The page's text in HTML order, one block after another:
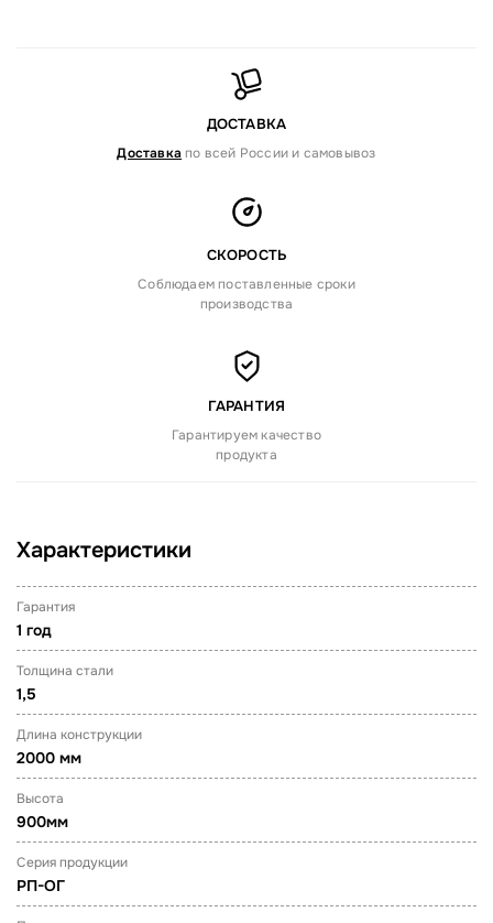
ДОСТАВКА
Доставка по всей России и самовывоз
СКОРОСТЬ
Соблюдаем поставленные сроки
производства
ГАРАНТИЯ
Гарантируем качество
продукта
Характеристики
Гарантия
1 год
Толщина стали
1,5
Длина конструкции
2000 мм
Высота
900мм
Серия продукции
РП-ОГ